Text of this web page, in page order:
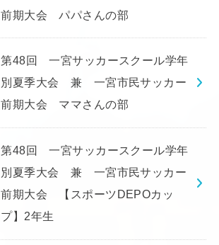
前期大会 パパさんの部
第48回 一宮サッカースクール学年
別夏季大会 兼 一宮市民サッカー
前期大会 ママさんの部
第48回 一宮サッカースクール学年
別夏季大会 兼 一宮市民サッカー
前期大会 【スポーツDEPOカッ
プ】2年生